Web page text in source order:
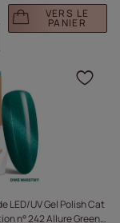
VERS LE
PANIER
ajouter
LED/UV Gel Polish Cat
n° 242 Allure Green